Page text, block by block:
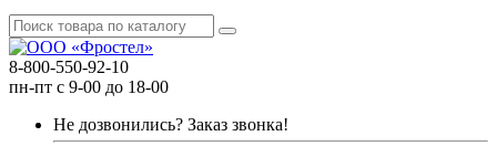
8-800-550-92-10
пн-пт с 9-00 до 18-00
Не дозвонились? Заказ звонка!